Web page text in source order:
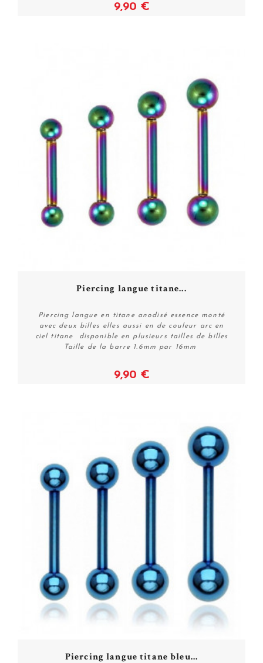
Voir
9,90 €
Voir
Piercing langue titane...
Piercing langue en titane anodisé essence monté
avec deux billes elles aussi en de couleur arc en
ciel titane disponible en plusieurs tailles de billes
Taille de la barre 1.6mm par 16mm
9,90 €
Piercing langue titane bleu...